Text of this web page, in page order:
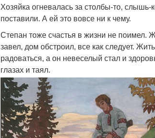
Хозяйка огневалась за столбы-то, слышь-
поставили. А ей это вовсе ни к чему.
Степан тоже счастья в жизни не поимел.
завел, дом обстроил, все как следует.
радоваться, а он невеселый стал и
глазах и таял.